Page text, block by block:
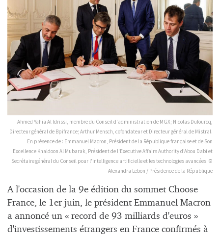
Ahmed Yahia Al Idrissi, membre du Conseil d'administration de MGX; Nicolas Dufourcq,
Directeur général de Bpifrance; Arthur Mensch, cofondateur et Directeur général de Mistral.
En présence de : Emmanuel Macron, Président de la République française et de Son
Excellence Khaldoon Al Mubarak, Président de l'Executive Affairs Authority d'Abou Dabi et
Secrétaire général du Conseil pour l'intelligence artificielle et les technologies avancées. ©
Alexandra Lebon / Présidence de la République
A l'occasion de la 9e édition du sommet Choose
France, le 1er juin, le président Emmanuel Macron
a annoncé un « record de 93 milliards d'euros »
d'investissements étrangers en France confirmés à